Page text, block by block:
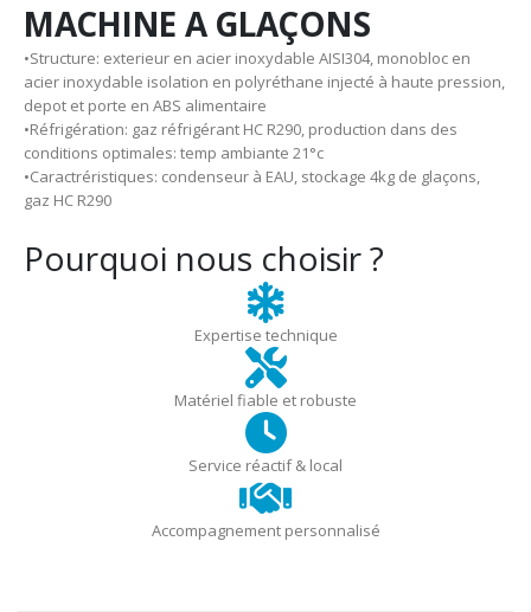
MACHINE A GLAÇONS
•Structure: exterieur en acier inoxydable AISI304, monobloc en
acier inoxydable isolation en polyréthane injecté à haute pression,
depot et porte en ABS alimentaire
•Réfrigération: gaz réfrigérant HC R290, production dans des
conditions optimales: temp ambiante 21°c
•Caractréristiques: condenseur à EAU, stockage 4kg de glaçons,
gaz HC R290
Pourquoi nous choisir ?
Expertise technique
Matériel fiable et robuste
Service réactif & local
Accompagnement personnalisé